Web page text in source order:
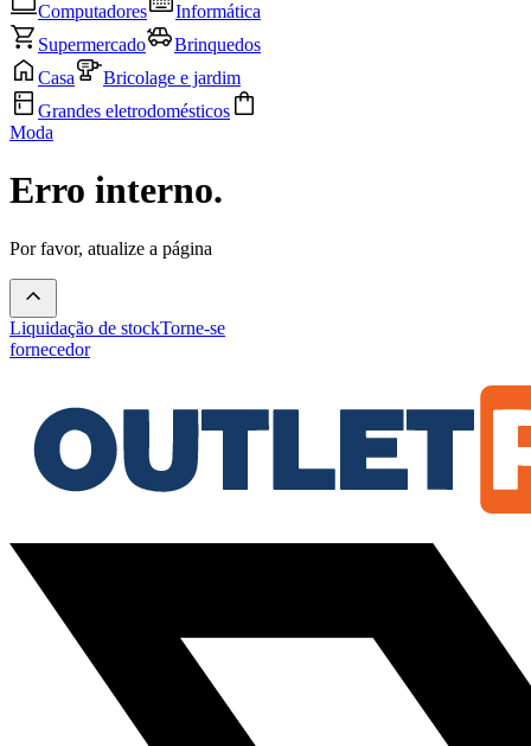
Computadores
Informática
Supermercado
Brinquedos
Casa
Bricolage e jardim
Grandes eletrodomésticos
Moda
Erro interno.
Por favor, atualize a página
Liquidação de stockTorne-se
fornecedor